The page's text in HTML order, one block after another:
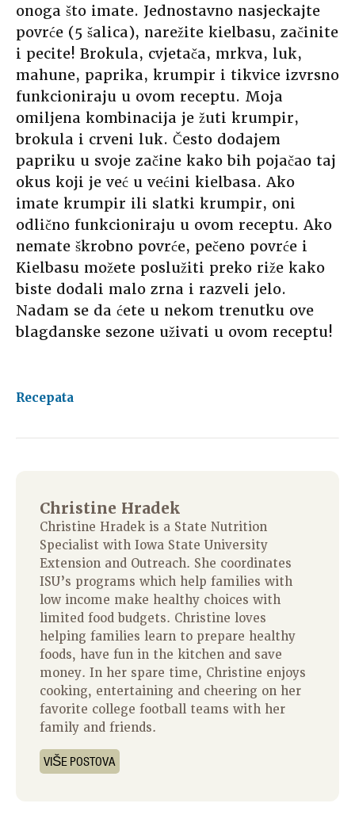
onoga što imate. Jednostavno nasjeckajte
povrće (5 šalica), narežite kielbasu, začinite
i pecite! Brokula, cvjetača, mrkva, luk,
mahune, paprika, krumpir i tikvice izvrsno
funkcioniraju u ovom receptu. Moja
omiljena kombinacija je žuti krumpir,
brokula i crveni luk. Često dodajem
papriku u svoje začine kako bih pojačao taj
okus koji je već u većini kielbasa. Ako
imate krumpir ili slatki krumpir, oni
odlično funkcioniraju u ovom receptu. Ako
nemate škrobno povrće, pečeno povrće i
Kielbasu možete poslužiti preko riže kako
biste dodali malo zrna i razveli jelo.
Nadam se da ćete u nekom trenutku ove
blagdanske sezone uživati u ovom receptu!
Recepata
Christine Hradek
Christine Hradek is a State Nutrition
Specialist with Iowa State University
Extension and Outreach. She coordinates
ISU’s programs which help families with
low income make healthy choices with
limited food budgets. Christine loves
helping families learn to prepare healthy
foods, have fun in the kitchen and save
money. In her spare time, Christine enjoys
cooking, entertaining and cheering on her
favorite college football teams with her
family and friends.
VIŠE POSTOVA